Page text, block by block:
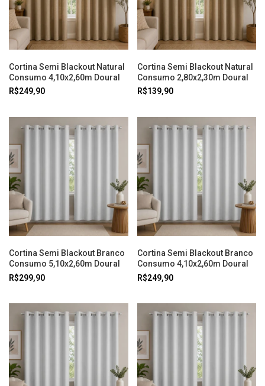
Cortina Semi Blackout Natural
Consumo 4,10x2,60m Doural
R$249,90
Cortina Semi Blackout Natural
Consumo 2,80x2,30m Doural
R$139,90
Cortina Semi Blackout Branco
Consumo 5,10x2,60m Doural
R$299,90
Cortina Semi Blackout Branco
Consumo 4,10x2,60m Doural
R$249,90